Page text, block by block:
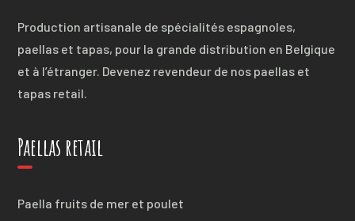
Production artisanale de spécialités espagnoles,
paellas et tapas, pour la grande distribution en Belgique
et à l’étranger. Devenez revendeur de nos paellas et
tapas retail.
Paellas retail
Paella fruits de mer et poulet